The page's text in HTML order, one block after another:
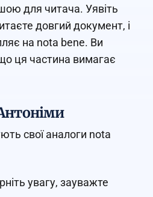
для читача. Уявіть
довгий документ, і
на nota bene. Ви
ця частина вимагає
свої аналоги nota
увагу, зауважте